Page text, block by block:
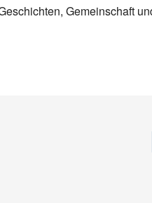
Gemeinschaft